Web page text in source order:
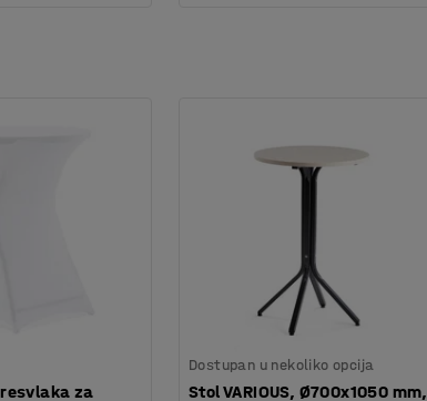
za
Dostupan u nekoliko opcija
Stol VARIOUS, Ø700x1050 mm,